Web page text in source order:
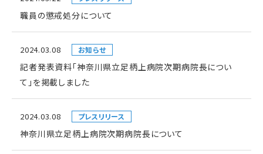
職員の懲戒処分について
2024.03.08 お知らせ
記者発表資料「神奈川県立足柄上病院次期病院長につい
て」を掲載しました
2024.03.08 プレスリリース
神奈川県立足柄上病院次期病院長について